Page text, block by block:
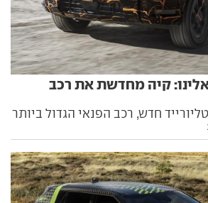
קיה מחדשת את רכב
חדש, רכב הפנאי הגדול ביותר
ויציע לראשונה הנעה